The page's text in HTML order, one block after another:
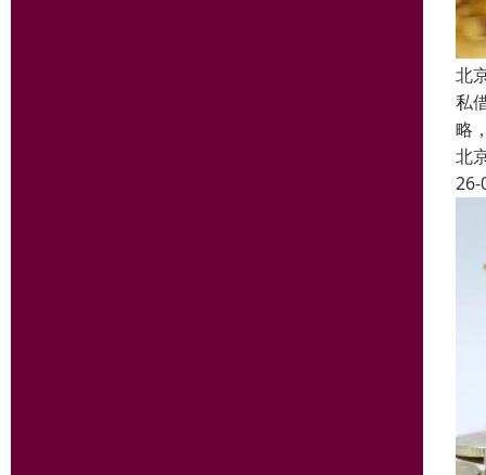
北
私
略
北
26-